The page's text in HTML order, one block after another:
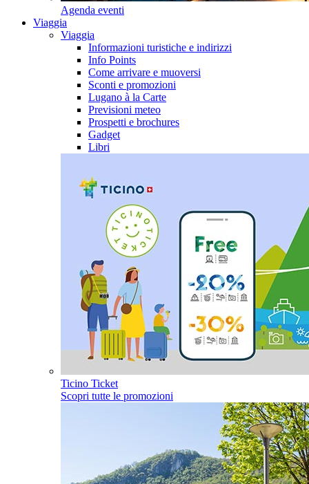
Agenda eventi
Viaggia
Viaggia
Informazioni turistiche e indirizzi
Info Points
Come arrivare e muoversi
Sconti e promozioni
Lugano à la Carte
Previsioni meteo
Prospetti e brochures
Gadget
Libri
Ticino Ticket
Scopri tutte le promozioni